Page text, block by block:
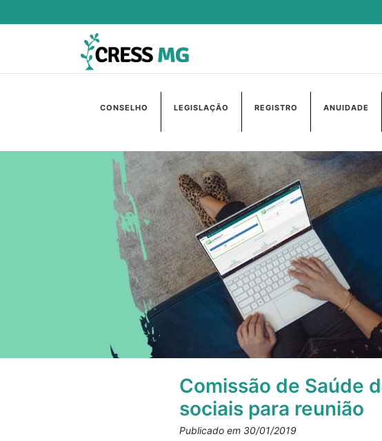
CONSELHO LEGISLAÇÃO REGISTRO ANUIDADE
Comissão de Saúde
sociais para reunião
Publicado em 30/01/2019